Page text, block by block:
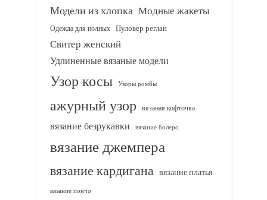
Модели из хлопка Модные жакеты
Одежда для полных Пуловер реглан
Свитер женский
Удлиненные вязаные модели
Узор косы Узоры ромбы
ажурный узор вязаная кофточка
вязание безрукавки вязание болеро
вязание джемпера
вязание кардигана вязание платья
вязание пончо